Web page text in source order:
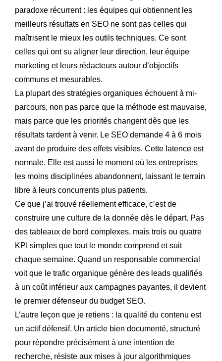
paradoxe récurrent : les équipes qui obtiennent les
meilleurs résultats en SEO ne sont pas celles qui
maîtrisent le mieux les outils techniques. Ce sont
celles qui ont su aligner leur direction, leur équipe
marketing et leurs rédacteurs autour d’objectifs
communs et mesurables.
La plupart des stratégies organiques échouent à mi-
parcours, non pas parce que la méthode est mauvaise,
mais parce que les priorités changent dès que les
résultats tardent à venir. Le SEO demande 4 à 6 mois
avant de produire des effets visibles. Cette latence est
normale. Elle est aussi le moment où les entreprises
les moins disciplinées abandonnent, laissant le terrain
libre à leurs concurrents plus patients.
Ce que j’ai trouvé réellement efficace, c’est de
construire une culture de la donnée dès le départ. Pas
des tableaux de bord complexes, mais trois ou quatre
KPI simples que tout le monde comprend et suit
chaque semaine. Quand un responsable commercial
voit que le trafic organique génère des leads qualifiés
à un coût inférieur aux campagnes payantes, il devient
le premier défenseur du budget SEO.
L’autre leçon que je retiens : la qualité du contenu est
un actif défensif. Un article bien documenté, structuré
pour répondre précisément à une intention de
recherche, résiste aux mises à jour algorithmiques